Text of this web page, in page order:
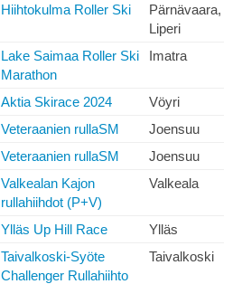
Hiihtokulma Roller Ski
Pärnävaara,
Liperi
Lake Saimaa Roller Ski
Marathon
Imatra
Aktia Skirace 2024
Vöyri
Veteraanien rullaSM
Joensuu
Veteraanien rullaSM
Joensuu
Valkealan Kajon
rullahiihdot (P+V)
Valkeala
Ylläs Up Hill Race
Ylläs
Taivalkoski-Syöte
Challenger Rullahiihto
Taivalkoski